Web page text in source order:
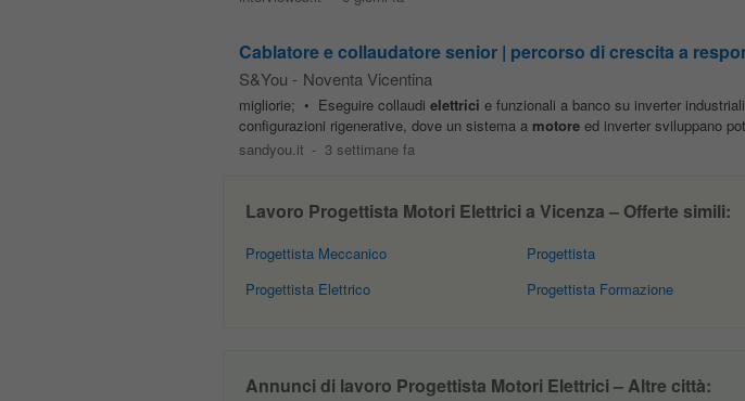
Cablatore e collaudatore senior | percorso di crescita a
S&You - Noventa Vicentina
migliorie; • Eseguire collaudi elettrici e funzionali a banco su inverter
configurazioni rigenerative, dove un sistema a motoreed inverter sviluppano
sandyou.it - 3 settimane fa
Lavoro Progettista Motori Elettrici a Vicenza – Offerte simili:
Progettista Meccanico
Progettista Elettrico
Progettista
Progettista Formazione
Annunci di lavoro Progettista Motori Elettrici – Altre città: